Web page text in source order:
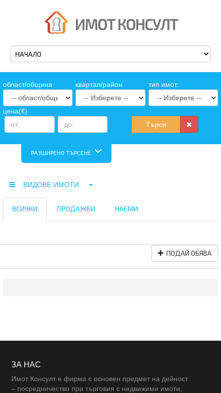
oбласт/община квартал/район тип имот:
цена(€)
Търси
РАЗШИРЕНО ТЪРСЕНЕ
ВИДОВЕ ИМОТИ
ВСИЧКИ ПРОДАЖБИ НАЕМИ
ПОДАЙ ОБЯВА
ЗА НАС
Имот Консулт е фирма с основен предмет на дейност
– посредничество при търговия с недвижими имоти,